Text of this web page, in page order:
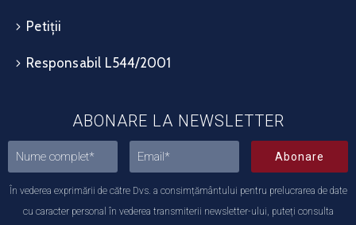
Petiții
Responsabil L544/2001
ABONARE LA NEWSLETTER
Abonare
În vederea exprimării de către Dvs. a consimțământului pentru prelucrarea de date
cu caracter personal în vederea transmiterii newsletter-ului, puteți consulta